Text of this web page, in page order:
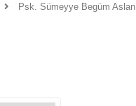
Psk. Sümeyye Begüm Aslan